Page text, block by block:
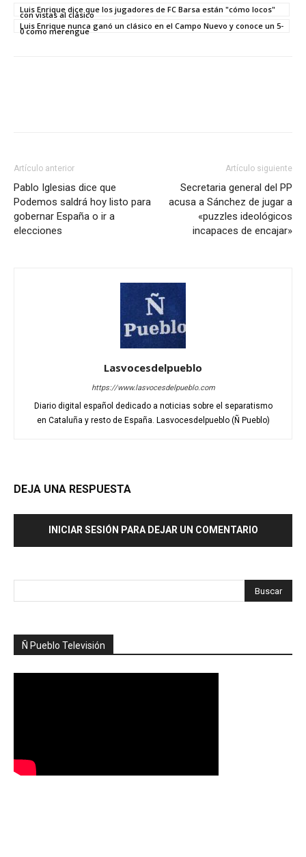
Luis Enrique dice que los jugadores de FC Barsa están "cómo locos"
con vistas al clásico
Luis Enrique nunca ganó un clásico en el Campo Nuevo y conoce un 5-
0 como merengue
Artículo anterior
Pablo Iglesias dice que
Podemos saldrá hoy listo para
gobernar España o ir a
elecciones
Artículo siguiente
Secretaria general del PP
acusa a Sánchez de jugar a
«puzzles ideológicos
incapaces de encajar»
Lasvocesdelpueblo
https://www.lasvocesdelpueblo.com
Diario digital español dedicado a noticias sobre el separatismo
en Cataluña y resto de España. Lasvocesdelpueblo (Ñ Pueblo)
DEJA UNA RESPUESTA
INICIAR SESIÓN PARA DEJAR UN COMENTARIO
Ñ Pueblo Televisión